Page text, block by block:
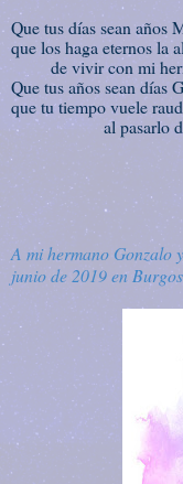
Que tus días sean años
que los haga eternos la
de vivir con mi
Que tus años sean días
que tu tiempo vuele
al pasarlo de
A mi hermano Gonzalo
junio de 2019 en